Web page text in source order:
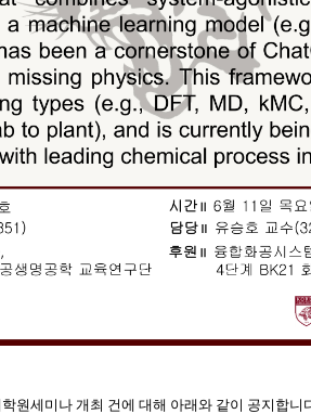
원세미나 개최 건에 대해 아래와 같이 공지합니